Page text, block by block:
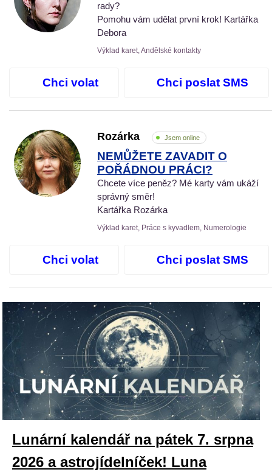
rady?
Pomohu vám udělat první krok! Kartářka
Debora
Výklad karet, Andělské kontakty
Chci volat Chci poslat SMS
Rozárka Jsem online
NEMŮŽETE ZAVADIT O
POŘÁDNOU PRÁCI?
Chcete více peněz? Mé karty vám ukáží
správný směr!
Kartářka Rozárka
Výklad karet, Práce s kyvadlem, Numerologie
Chci volat Chci poslat SMS
Lunární kalendář na pátek 7. srpna
2026 a astrojídelníček! Luna